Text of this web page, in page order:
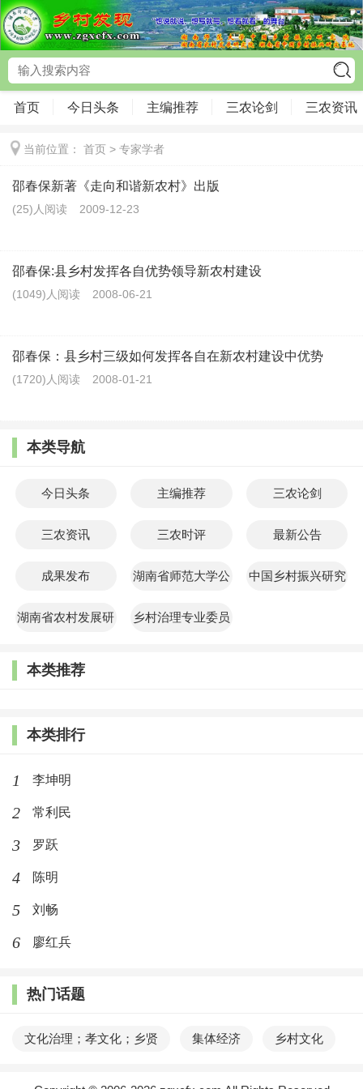
首页 今日头条 主编推荐 三农论剑 三农资讯
当前位置： 首页 > 专家学者
邵春保新著《走向和谐新农村》出版
(25)人阅读 2009-12-23
邵春保:县乡村发挥各自优势领导新农村建设
(1049)人阅读 2008-06-21
邵春保：县乡村三级如何发挥各自在新农村建设中优势
(1720)人阅读 2008-01-21
本类导航
今日头条 主编推荐 三农论剑
三农资讯 三农时评 最新公告
成果发布 湖南省师范大学公 中国乡村振兴研究
湖南省农村发展研
乡村治理专业委员
本类推荐
本类排行
1 李坤明
2 常利民
3 罗跃
4 陈明
5 刘畅
6 廖红兵
热门话题
文化治理；孝文化；乡贤 集体经济 乡村文化